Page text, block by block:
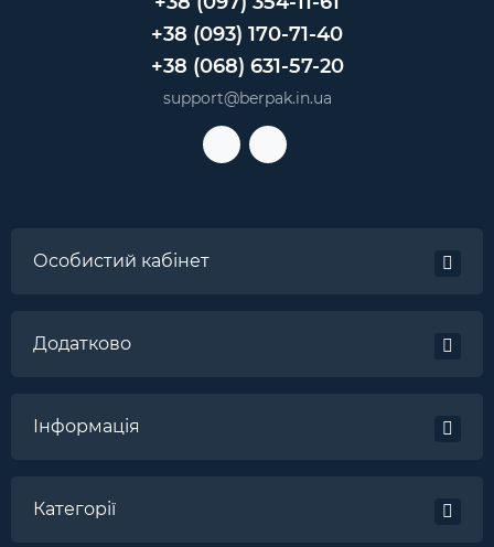
+38 (093) 170-71-40
+38 (068) 631-57-20
support@berpak.in.ua
Особистий кабінет
Додатково
Інформація
Категорії